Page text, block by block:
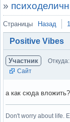
»
Страницы Назад 1
Positive Vibes
Участник
Сайт
а как сюда вложить?
Don't worry about life.